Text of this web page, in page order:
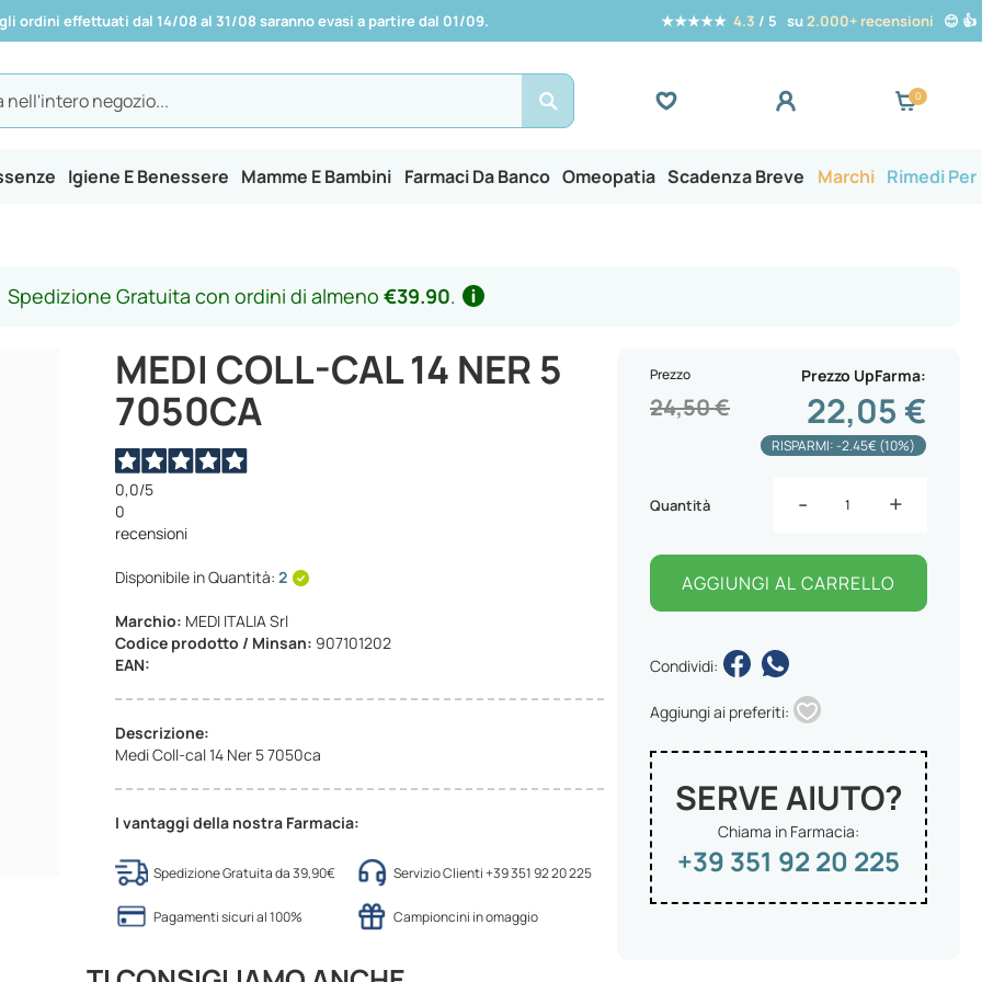
ordini effettuati dal 14/08 al 31/08 saranno evasi a partire dal 01/09. ★★★★★ 4.3 / 5 su2.000+ recensioni 😊 👍
Search
Igiene E Benessere Mamme E Bambini Farmaci Da Banco Omeopatia Scadenza Breve Marchi Rimedi Per
Spedizione Gratuita con ordini di almeno €39.90.
MEDI COLL-CAL 14 NER 5
7050CA
0,0/5
0
recensioni
Disponibile in Quantità:2
Marchio: MEDI ITALIA Srl
Codice prodotto / Minsan: 907101202
EAN:
Descrizione:
Medi Coll-cal 14 Ner 5 7050ca
I vantaggi della nostra Farmacia:
Spedizione Gratuita da 39,90€ Servizio Clienti +39 351 92 20 225
Pagamenti sicuri al 100% Campioncini in omaggio
Prezzo UpFarma
22,05 €
Prezzo
24,50 €
RISPARMI: -2.45€ (10%)
Quantità - +
AGGIUNGI AL CARRELLO
Condividi:
Aggiungi ai preferiti:
SERVE AIUTO?
Chiama in Farmacia:
+39 351 92 20 225